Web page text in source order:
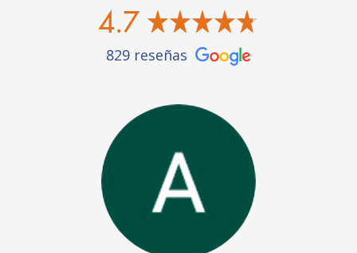
4.7
829 reseñas